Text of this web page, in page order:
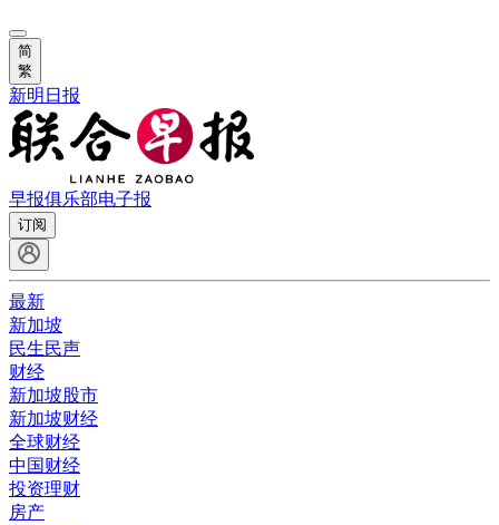
简
繁
新明日报
早报俱乐部电子报
订阅
最新
新加坡
民生民声
财经
新加坡股市
新加坡财经
全球财经
中国财经
投资理财
房产